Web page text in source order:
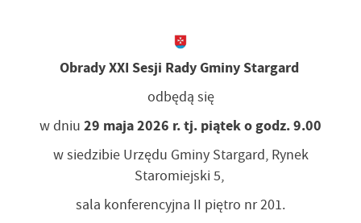
Obrady XXI Sesji Rady Gminy Stargard
odbędą się
w dniu 29 maja 2026 r. tj. piątek o godz. 9.00
w siedzibie Urzędu Gminy Stargard, Rynek
Staromiejski 5,
sala konferencyjna II piętro nr 201.